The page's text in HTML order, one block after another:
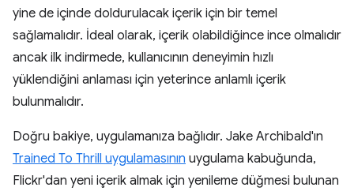
yine de içinde doldurulacak içerik için bir temel
sağlamalıdır. İdeal olarak, içerik olabildiğince ince olmalıdır
ancak ilk indirmede, kullanıcının deneyimin hızlı
yüklendiğini anlaması için yeterince anlamlı içerik
bulunmalıdır.
Doğru bakiye, uygulamanıza bağlıdır. Jake Archibald'ın
Trained To Thrill uygulamasının uygulama kabuğunda,
Flickr'dan yeni içerik almak için yenileme düğmesi bulunan